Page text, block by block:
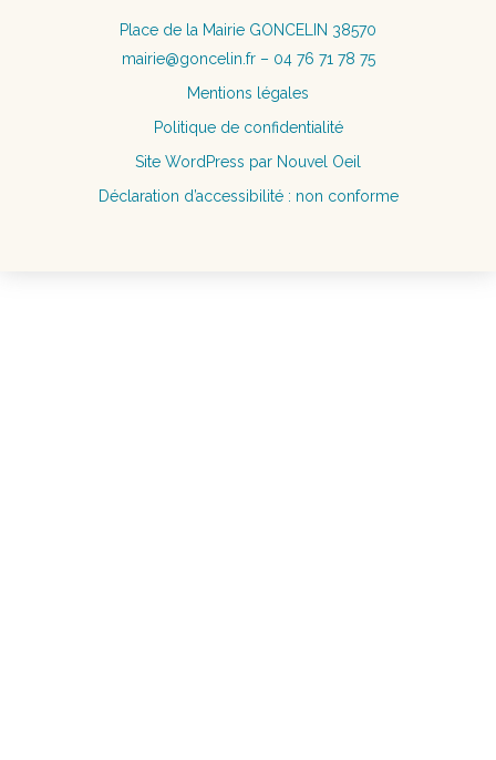
Place de la Mairie GONCELIN 38570
mairie@goncelin.fr – 04 76 71 78 75
Mentions légales
Politique de confidentialité
Site WordPress par Nouvel Oeil
Déclaration d’accessibilité : non conforme